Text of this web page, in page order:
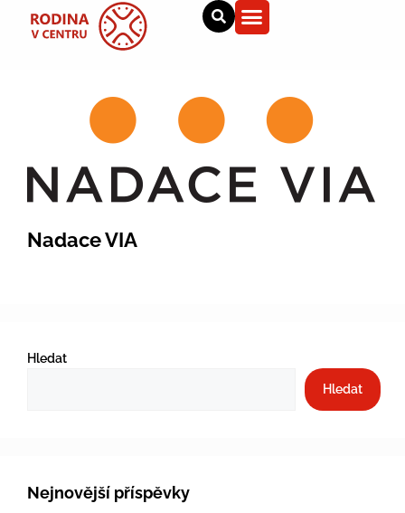
Nadace VIA
Hledat
Hledat
Nejnovější příspěvky